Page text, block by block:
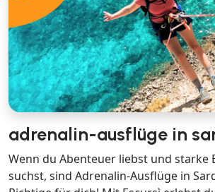
adrenalin-ausflüge in
Wenn du Abenteuer liebst und starke
suchst, sind Adrenalin-Ausflüge in